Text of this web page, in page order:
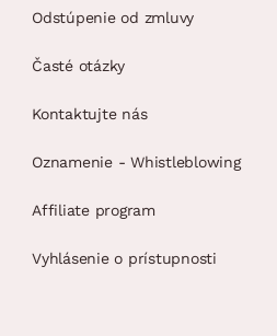
Odstúpenie od zmluvy
Časté otázky
Kontaktujte nás
Oznamenie - Whistleblowing
Affiliate program
Vyhlásenie o prístupnosti